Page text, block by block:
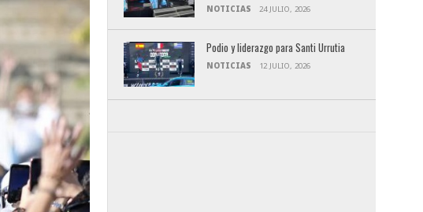
NOTICIAS 24 JULIO, 2026
Podio y liderazgo para Santi Urrutia
NOTICIAS 12 JULIO, 2026